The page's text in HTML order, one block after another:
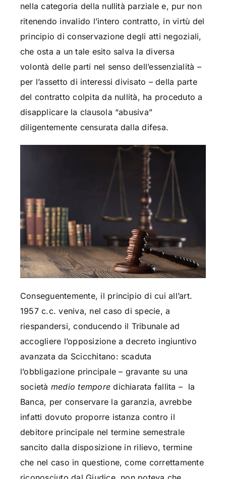
nella categoria della nullità parziale e, pur non
ritenendo invalido l’intero contratto, in virtù del
principio di conservazione degli atti negoziali,
che osta a un tale esito salva la diversa
volontà delle parti nel senso dell’essenzialità –
per l’assetto di interessi divisato – della parte
del contratto colpita da nullità, ha proceduto a
disapplicare la clausola “abusiva”
diligentemente censurata dalla difesa.
Conseguentemente, il principio di cui all’art.
1957 c.c. veniva, nel caso di specie, a
riespandersi, conducendo il Tribunale ad
accogliere l’opposizione a decreto ingiuntivo
avanzata da Scicchitano: scaduta
l’obbligazione principale – gravante su una
società medio tempore dichiarata fallita – la
Banca, per conservare la garanzia, avrebbe
infatti dovuto proporre istanza contro il
debitore principale nel termine semestrale
sancito dalla disposizione in rilievo, termine
che nel caso in questione, come correttamente